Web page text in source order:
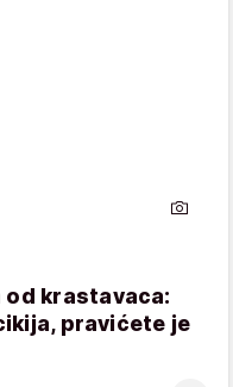
od krastavaca:
pravićete je